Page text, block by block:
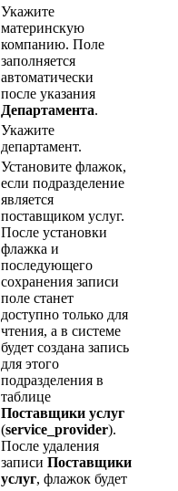
Укажите
материнскую
компанию. Поле
заполняется
автоматически
после указания
Департамента.
Укажите
департамент.
Установите флажок,
если подразделение
является
поставщиком услуг.
После установки
флажка и
последующего
сохранения записи
поле станет
доступно только для
чтения, а в системе
будет создана запись
для этого
подразделения в
таблице
Поставщики услуг
(service_provider).
После удаления
записи Поставщики
услуг, флажок будет